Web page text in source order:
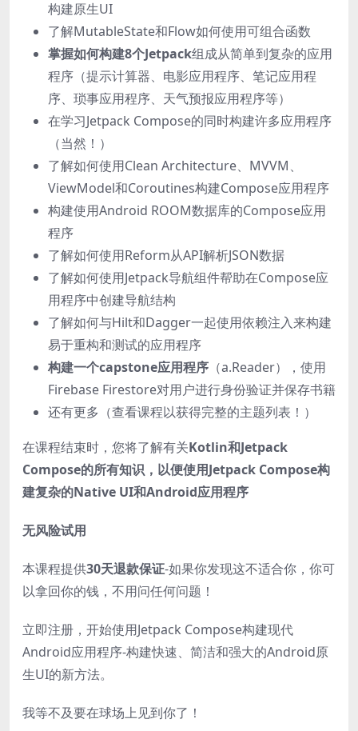
构建原生UI
了解MutableState和Flow如何使用可组合函数
掌握如何构建8个Jetpack组成从简单到复杂的应用
程序（提示计算器、电影应用程序、笔记应用程
序、琐事应用程序、天气预报应用程序等）
在学习Jetpack Compose的同时构建许多应用程序
（当然！）
了解如何使用Clean Architecture、MVVM、
ViewModel和Coroutines构建Compose应用程序
构建使用Android ROOM数据库的Compose应用
程序
了解如何使用Reform从API解析JSON数据
了解如何使用Jetpack导航组件帮助在Compose应
用程序中创建导航结构
了解如何与Hilt和Dagger一起使用依赖注入来构建
易于重构和测试的应用程序
构建一个capstone应用程序 （a.Reader），使用
Firebase Firestore对用户进行身份验证并保存书籍
还有更多（查看课程以获得完整的主题列表！）
在课程结束时，您将了解有关Kotlin和Jetpack
Compose的所有知识，以便使用Jetpack Compose构
建复杂的Native UI和Android应用程序
无风险试用
本课程提供30天退款保证-如果你发现这不适合你，你可
以拿回你的钱，不用问任何问题！
立即注册，开始使用Jetpack Compose构建现代
Android应用程序-构建快速、简洁和强大的Android原
生UI的新方法。
我等不及要在球场上见到你了！